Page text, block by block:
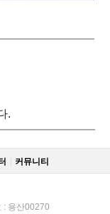
.
커뮤니티
: 용산00270